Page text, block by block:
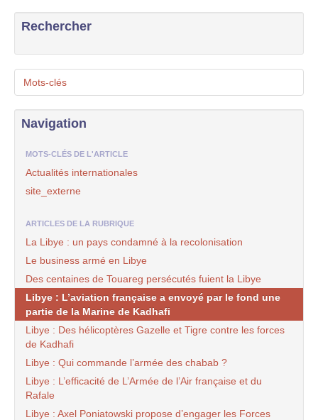
Rechercher
Mots-clés
Navigation
MOTS-CLÉS DE L'ARTICLE
Actualités internationales
site_externe
ARTICLES DE LA RUBRIQUE
La Libye : un pays condamné à la recolonisation
Le business armé en Libye
Des centaines de Touareg persécutés fuient la Libye
Libye : L’aviation française a envoyé par le fond une
partie de la Marine de Kadhafi
Libye : Des hélicoptères Gazelle et Tigre contre les forces
de Kadhafi
Libye : Qui commande l’armée des chabab ?
Libye : L’efficacité de L’Armée de l’Air française et du
Rafale
Libye : Axel Poniatowski propose d’engager les Forces